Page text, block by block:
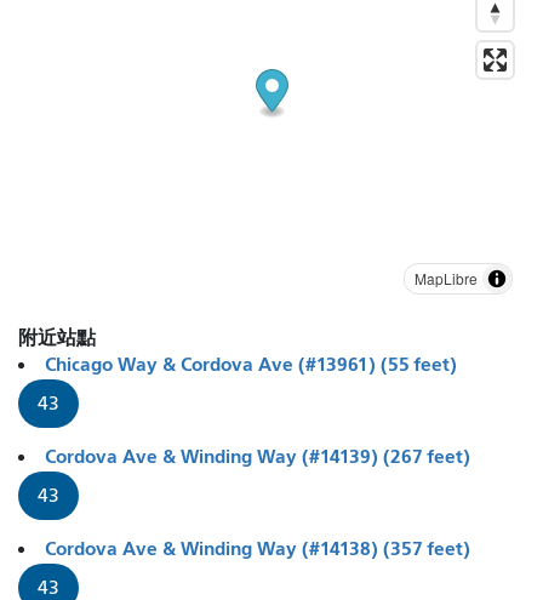
MapLibre
附近站點
Chicago Way & Cordova Ave (#13961) (55 feet)
43
Cordova Ave & Winding Way (#14139) (267 feet)
43
Cordova Ave & Winding Way (#14138) (357 feet)
43